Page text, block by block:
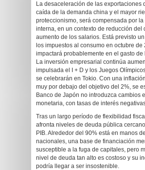
La desaceleración de las exportaciones
caída de la demanda china y el mayor
proteccionismo, será compensada por
interna, en un contexto de reducción del
aumento de los salarios. Está previsto
los impuestos al consumo en octubre de
impactará probablemente en el gasto de
La inversión empresarial continúa
impulsada el I + D y los Juegos
se celebrarán en Tokio. Con una
muy por debajo del objetivo del 2%, se
Banco de Japón no introduzca cambios
monetaria, con tasas de interés
Tras un largo período de flexibilidad
afronta niveles de deuda pública
PIB. Alrededor del 90% está en manos
nacionales, una base de financiación
susceptible a la fuga de capitales, pero
nivel de deuda tan alto es costoso y su
podría llegar a ser insostenible.